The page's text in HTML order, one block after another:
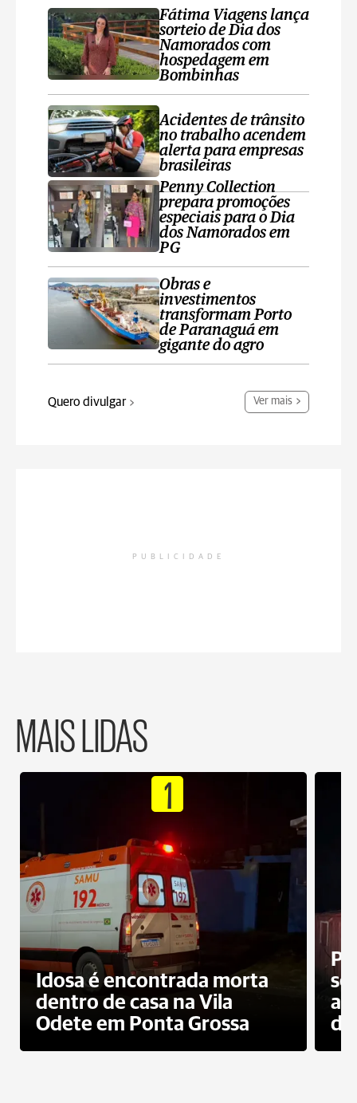
Fátima Viagens lança
sorteio de Dia dos
Namorados com
hospedagem em
Bombinhas
Acidentes de trânsito
no trabalho acendem
alerta para empresas
brasileiras
Penny Collection
prepara promoções
especiais para o Dia
dos Namorados em
PG
Obras e
investimentos
transformam Porto
de Paranaguá em
gigante do agro
Quero divulgar Ver mais
PUBLICIDADE
MAIS LIDAS
1
Idosa é encontrada morta
dentro de casa na Vila
Odete em Ponta Grossa
do